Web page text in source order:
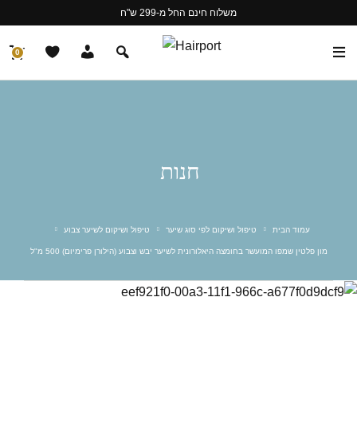
משלוח חינם החל מ-299 ש"ח
0
חנות
עמוד הבית טיפול ושיקום לפי סוג שיער טיפול ושיקום לשיער צבוע
מון פלטין שמפו המועשר בחומצה היאלורונית לשיער יבש וצבוע (הילורן פרימיום) 500 מ"ל